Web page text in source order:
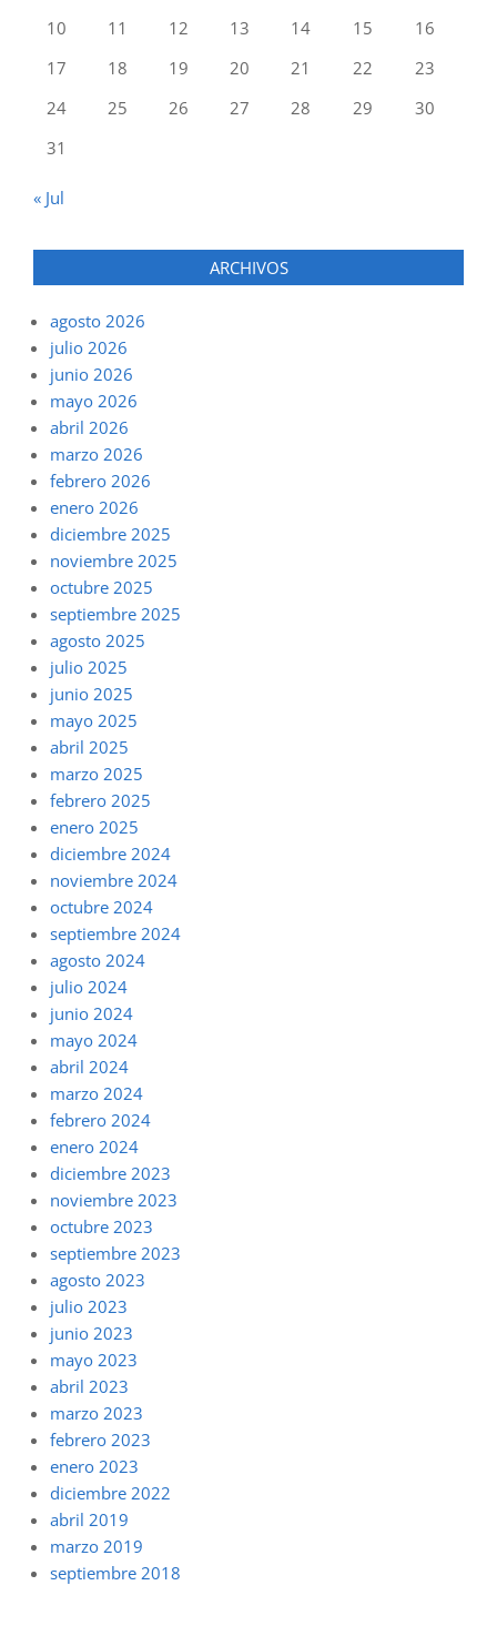
10
11 12 13 14 15
16
17
18 19 20 21 22
23
24
25 26 27 28 29
30
31
« Jul
ARCHIVOS
agosto 2026
julio 2026
junio 2026
mayo 2026
abril 2026
marzo 2026
febrero 2026
enero 2026
diciembre 2025
noviembre 2025
octubre 2025
septiembre 2025
agosto 2025
julio 2025
junio 2025
mayo 2025
abril 2025
marzo 2025
febrero 2025
enero 2025
diciembre 2024
noviembre 2024
octubre 2024
septiembre 2024
agosto 2024
julio 2024
junio 2024
mayo 2024
abril 2024
marzo 2024
febrero 2024
enero 2024
diciembre 2023
noviembre 2023
octubre 2023
septiembre 2023
agosto 2023
julio 2023
junio 2023
mayo 2023
abril 2023
marzo 2023
febrero 2023
enero 2023
diciembre 2022
abril 2019
marzo 2019
septiembre 2018